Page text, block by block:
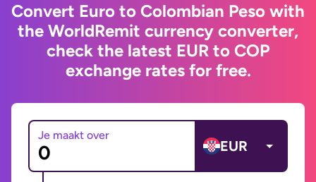
Convert Euro to Colombian Peso with
the WorldRemit currency converter,
check the latest EUR to COP
exchange rates for free.
Je maakt over
EUR